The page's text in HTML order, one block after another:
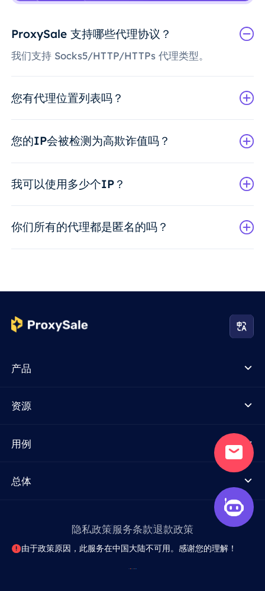
ProxySale 支持哪些代理协议？
我们支持 Socks5/HTTP/HTTPs 代理类型。
您有代理位置列表吗？
您的IP会被检测为高欺诈值吗？
我可以使用多少个IP？
你们所有的代理都是匿名的吗？
产品
资源
用例
总体
隐私政策服务条款退款政策
由于政策原因，此服务在中国大陆不可用。感谢您的理解！